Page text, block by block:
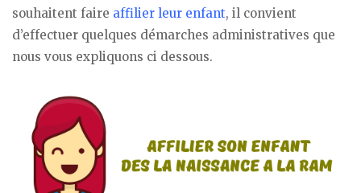
souhaitent faire affilier leur enfant, il convient
d’effectuer quelques démarches administratives que
nous vous expliquons ci dessous.